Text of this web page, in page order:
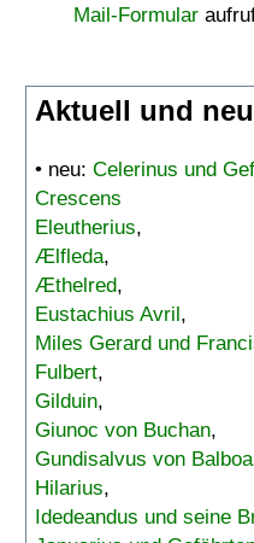
Mail-Formular
Aktuell und
• neu: Celerinus und
Crescens
Eleutherius,
Ælfleda,
Æthelred,
Eustachius Avril,
Miles Gerard und
Fulbert,
Gilduin,
Giunoc von Buchan,
Gundisalvus von Balboa
Hilarius,
Idedeandus und seine